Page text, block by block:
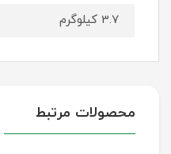
3.7 کیلوگرم
محصولات مرتبط